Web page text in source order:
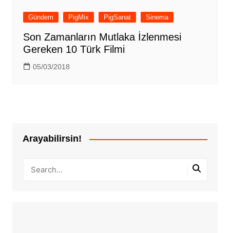
Gündem PigMix PigSanat Sinema
Son Zamanların Mutlaka İzlenmesi
Gereken 10 Türk Filmi
05/03/2018
Arayabilirsin!